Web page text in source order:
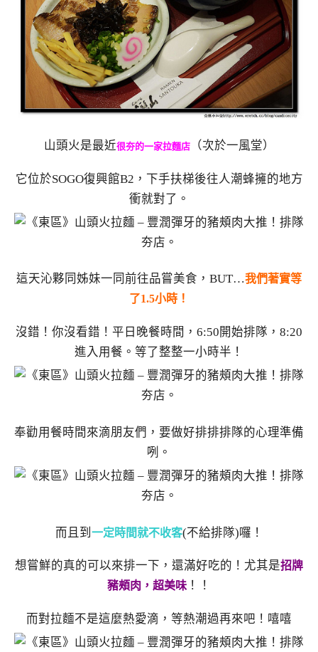
山頭火是最近很夯的一家拉麵店（次於一風堂）
它位於SOGO復興館B2，下手扶梯後往人潮蜂擁的地方
衝就對了。
這天沁夥同姊妹一同前往品嘗美食，BUT…我們著實等
了1.5小時！
沒錯！你沒看錯！平日晚餐時間，6:50開始排隊，8:20
進入用餐。等了整整一小時半！
奉勸用餐時間來滴朋友們，要做好排排排隊的心理準備
咧。
而且到 一定時間就不收客(不給排隊)囉！
想嘗鮮的真的可以來排一下，還滿好吃的！尤其是招牌
豬頰肉，超美味 ！！
而對拉麵不是這麼熱愛滴，等熱潮過再來吧！嘻嘻